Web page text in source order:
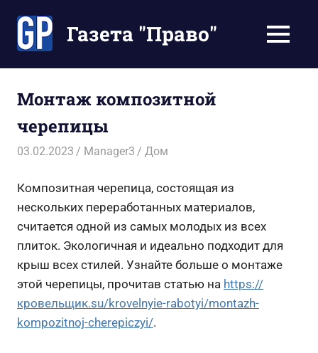
содержимомуГазета "Право"
Ваше
время
МЕНЮ
Монтаж композитной
черепицы
03.02.2023 Manager3 Дом
Композитная черепица, состоящая из
нескольких переработанных материалов,
считается одной из самых молодых из всех
плиток. Экологичная и идеально подходит для
крыш всех стилей. Узнайте больше о монтаже
этой черепицы, прочитав статью на https://
кровельщик.su/krovelnyie-rabotyi/montazh-
kompozitnoj-cherepiczyi/.